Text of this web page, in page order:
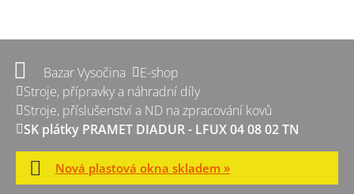
Bazar Vysočina
E-shop
Stroje, přípravky a náhradní díly
Stroje, příslušenství a ND na zpracování kovů
SK plátky PRAMET DIADUR - LFUX 04 08 02 TN
Nová plastová okna skladem »